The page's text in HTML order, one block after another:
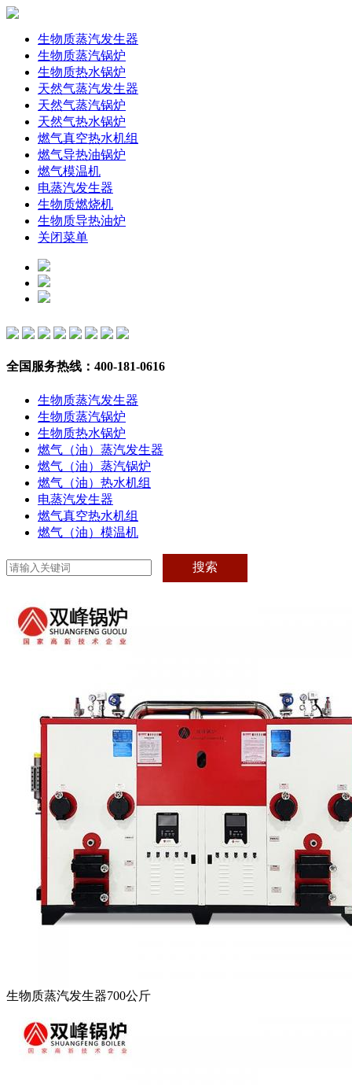
生物质蒸汽发生器
生物质蒸汽锅炉
生物质热水锅炉
天然气蒸汽发生器
天然气蒸汽锅炉
天然气热水锅炉
燃气真空热水机组
燃气导热油锅炉
燃气模温机
电蒸汽发生器
生物质燃烧机
生物质导热油炉
关闭菜单
全国服务热线：400-181-0616
生物质蒸汽发生器
生物质蒸汽锅炉
生物质热水锅炉
燃气（油）蒸汽发生器
燃气（油）蒸汽锅炉
燃气（油）热水机组
电蒸汽发生器
燃气真空热水机组
燃气（油）模温机
生物质蒸汽发生器700公斤